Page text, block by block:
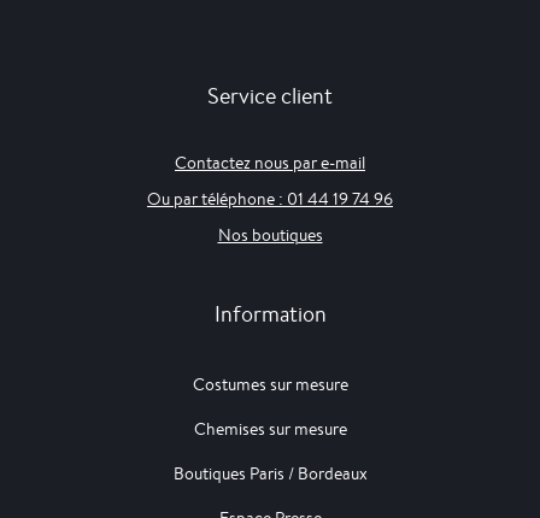
Service client
Contactez nous par e-mail
Ou par téléphone : 01 44 19 74 96
Nos boutiques
Information
Costumes sur mesure
Chemises sur mesure
Boutiques Paris / Bordeaux